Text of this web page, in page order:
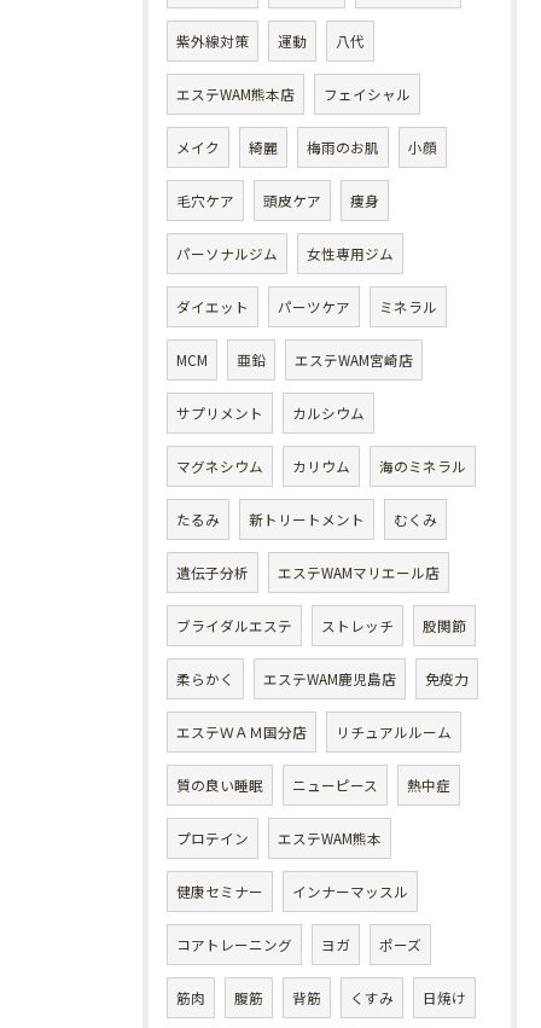
紫外線対策 運動 八代
エステWAM熊本店 フェイシャル
メイク 綺麗 梅雨のお肌 小顔
毛穴ケア 頭皮ケア 痩身
パーソナルジム 女性専用ジム
ダイエット パーツケア ミネラル
MCM 亜鉛 エステWAM宮崎店
サプリメント カルシウム
マグネシウム カリウム 海のミネラル
たるみ 新トリートメント むくみ
遺伝子分析 エステWAMマリエール店
ブライダルエステ ストレッチ 股関節
柔らかく エステWAM鹿児島店 免疫力
エステＷＡＭ国分店 リチュアルルーム
質の良い睡眠 ニューピース 熱中症
プロテイン エステWAM熊本
健康セミナー インナーマッスル
コアトレーニング ヨガ ポーズ
筋肉 腹筋 背筋 くすみ 日焼け